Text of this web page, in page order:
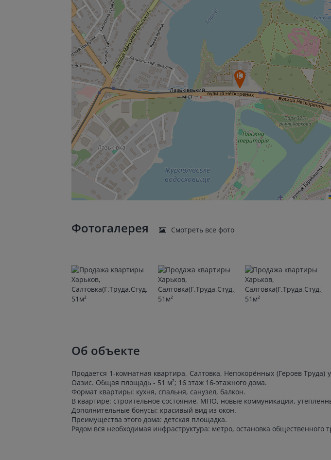
Фотогалерея Смотреть все фото
Об объекте
Продается 1-комнатная квартира, Салтовка, Непокорённых (Героев Труда)
Оазис. Общая площадь - 51 м²; 16 этаж 16-этажного дома.
Формат квартиры: кухня, спальня, санузел, балкон.
В квартире: строительное состояние, МПО, новые коммуникации,
Дополнительные бонусы: красивый вид из окон.
Преимущества этого дома: детская площадка.
Рядом вся необходимая инфраструктура: метро, остановка общественного